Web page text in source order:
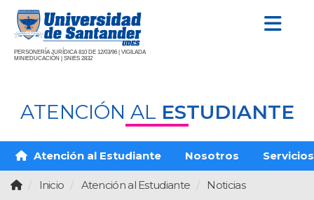
PERSONERÍA JURÍDICA 810 DE 12/03/96 | VIGILADA
MINIEDUCACIÓN | SNIES 2832
ATENCIÓN AL ESTUDIANTE
Atención al Estudiante Nosotros Servicios
Inicio Atención al Estudiante Noticias